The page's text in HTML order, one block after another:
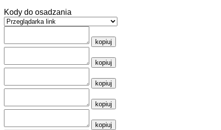
Kody do osadzania
kopiuj
kopiuj
kopiuj
kopiuj
kopiuj